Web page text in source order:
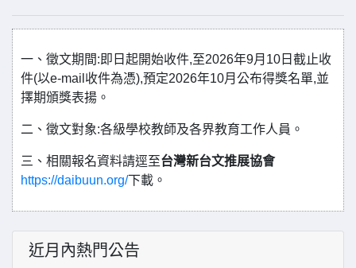
一、徵文期間:即日起開始收件,至2026年9月10日截止收
件(以e-mail收件為憑),預定2026年10月公布得獎名單,並
擇期頒獎表揚。
二、徵文對象:各級學校教師及各界教育工作人員。
三、相關報名資料請逕至台灣新台文推展協會
https://daibuun.org/下載。
近月內熱門公告